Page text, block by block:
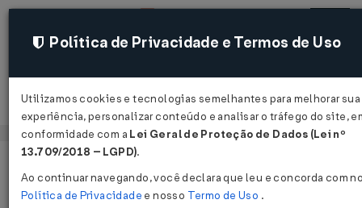
Acessar
Política de Privacidade e Termos de Uso
Utilizamos cookies e tecnologias semelhantes para melhorar sua
experiência, personalizar conteúdo e analisar o tráfego do site,
conformidade com a Lei Geral de Proteção de Dados (Lei nº
13.709/2018 – LGPD).
Ao continuar navegando, você declara que leu e concorda com
Política de Privacidade e nosso Termo de Uso .